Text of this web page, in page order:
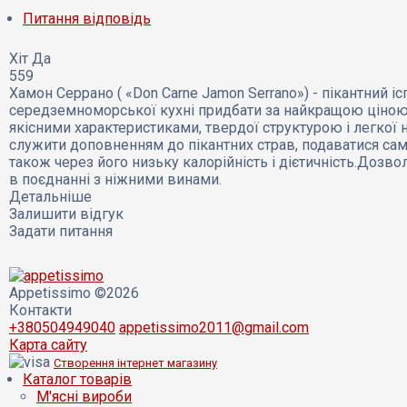
Питання відповідь
Хіт Да
559
Хамон Серрано ( «Don Carne Jamon Serrano») - пікантний
середземноморської кухні придбати за найкращою
якісними характеристиками, твердої структурою і
служити доповненням до пікантних страв, подаватися
також через його низьку калорійність і
в поєднанні з ніжними винами.
Детальніше
Залишити відгук
Задати питання
Appetissimo ©2026
Контакти
+380504949040 appetissimo2011@gmail.com
Карта сайту
Створення інтернет магазину
Каталог товарів
М'ясні вироби